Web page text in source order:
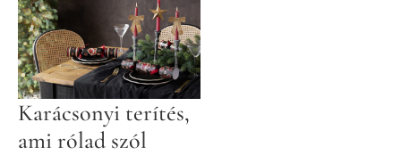
Karácsonyi terítés,
ami rólad szól